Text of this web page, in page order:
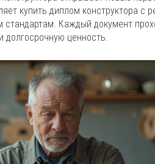
купить диплом конструктора с
стандартам. Каждый документ
долгосрочную ценность.